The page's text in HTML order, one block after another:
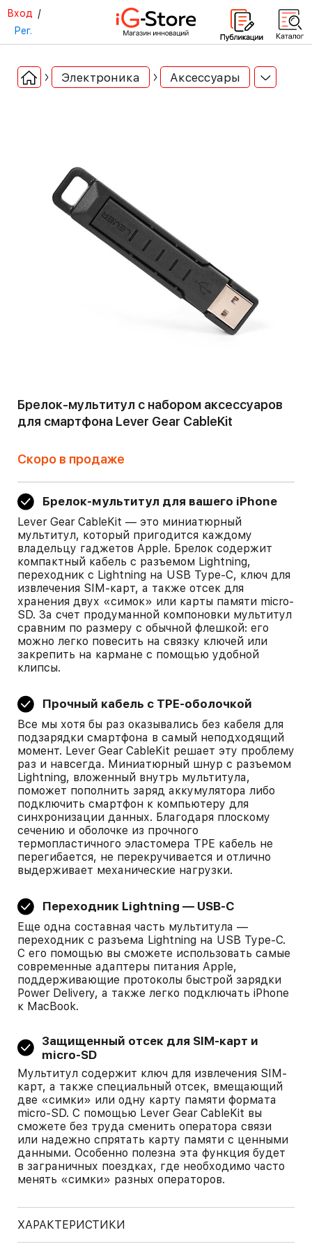
Вход /
Рег.
Электроника Аксессуары
Брелок-мультитул с набором аксессуаров
для смартфона Lever Gear CableKit
Скоро в продаже
Брелок-мультитул для вашего iPhone
Lever Gear CableKit — это миниатюрный
мультитул, который пригодится каждому
владельцу гаджетов Apple. Брелок содержит
компактный кабель с разъемом Lightning,
переходник с Lightning на USB Type-C, ключ для
извлечения SIM-карт, а также отсек для
хранения двух «симок» или карты памяти micro-
SD. За счет продуманной компоновки мультитул
сравним по размеру с обычной флешкой: его
можно легко повесить на связку ключей или
закрепить на кармане с помощью удобной
клипсы.
Прочный кабель с TPE-оболочкой
Все мы хотя бы раз оказывались без кабеля для
подзарядки смартфона в самый неподходящий
момент. Lever Gear CableKit решает эту проблему
раз и навсегда. Миниатюрный шнур с разъемом
Lightning, вложенный внутрь мультитула,
поможет пополнить заряд аккумулятора либо
подключить смартфон к компьютеру для
синхронизации данных. Благодаря плоскому
сечению и оболочке из прочного
термопластичного эластомера TPE кабель не
перегибается, не перекручивается и отлично
выдерживает механические нагрузки.
Переходник Lightning — USB-C
Еще одна составная часть мультитула —
переходник с разъема Lightning на USB Type-С.
С его помощью вы сможете использовать самые
современные адаптеры питания Apple,
поддерживающие протоколы быстрой зарядки
Power Delivery, а также легко подключать iPhone
к MacBook.
Защищенный отсек для SIM-карт и
micro-SD
Мультитул содержит ключ для извлечения SIM-
карт, а также специальный отсек, вмещающий
две «симки» или одну карту памяти формата
micro-SD. С помощью Lever Gear CableKit вы
сможете без труда сменить оператора связи
или надежно спрятать карту памяти с ценными
данными. Особенно полезна эта функция будет
в заграничных поездках, где необходимо часто
менять «симки» разных операторов.
ХАРАКТЕРИСТИКИ